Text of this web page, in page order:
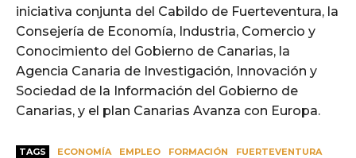
iniciativa conjunta del Cabildo de Fuerteventura, la
Consejería de Economía, Industria, Comercio y
Conocimiento del Gobierno de Canarias, la
Agencia Canaria de Investigación, Innovación y
Sociedad de la Información del Gobierno de
Canarias, y el plan Canarias Avanza con Europa.
TAGS ECONOMÍA EMPLEO FORMACIÓN
FUERTEVENTURA